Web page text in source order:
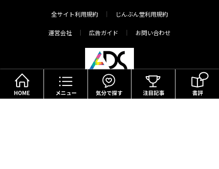
全サイト利用規約 じんぶん堂利用規約
運営会社 広告ガイド お問い合わせ